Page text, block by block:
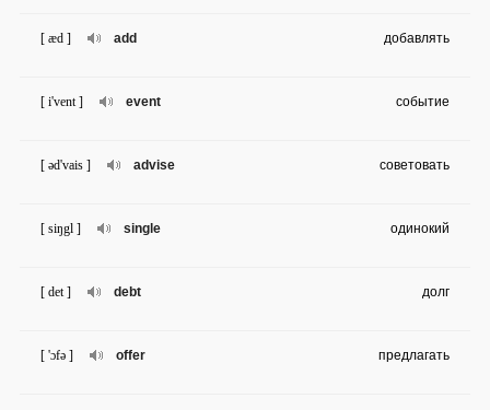
add
[ æd ] добавлять
event
[ i'vent ] событие
advise
[ əd'vais ] советовать
single
[ siŋgl ] одинокий
debt
[ det ] долг
offer
[ 'ɔfə ] предлагать